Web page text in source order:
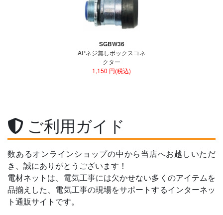
SGBW36
APネジ無しボックスコネ
クター
1,150 円(税込)
ご利用ガイド
数あるオンラインショップの中から当店へお越しいただ
き、誠にありがとうございます！
電材ネットは、電気工事には欠かせない多くのアイテムを
品揃えした、電気工事の現場をサポートするインターネッ
ト通販サイトです。